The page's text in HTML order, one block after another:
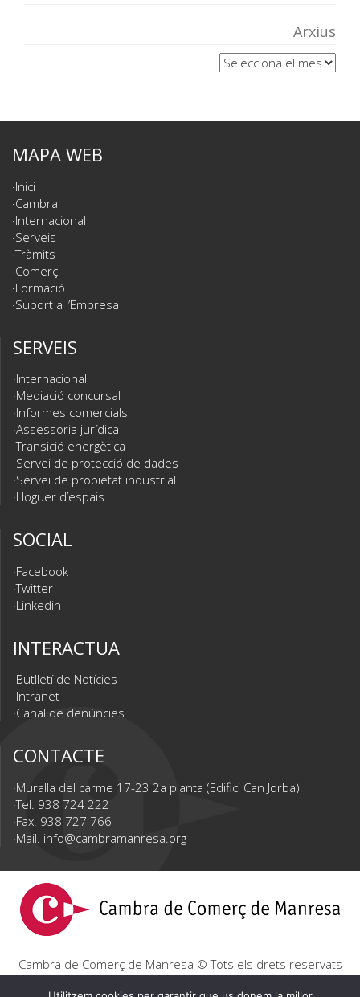
Arxius
Arxius
MAPA WEB
Inici
Cambra
Internacional
Serveis
Tràmits
Comerç
Formació
Suport a l’Empresa
SERVEIS
Internacional
Mediació concursal
Informes comercials
Assessoria jurídica
Transició energètica
Servei de protecció de dades
Servei de propietat industrial
Lloguer d’espais
SOCIAL
Facebook
Twitter
Linkedin
INTERACTUA
Butlletí de Notícies
Intranet
Canal de denúncies
CONTACTE
Muralla del carme 17-23 2a planta (Edifici Can Jorba)
Tel. 938 724 222
Fax. 938 727 766
Mail. info@cambramanresa.org
Cambra de Comerç de Manresa © Tots els drets reservats
Avís Legal Política de privacitat Política de cookies